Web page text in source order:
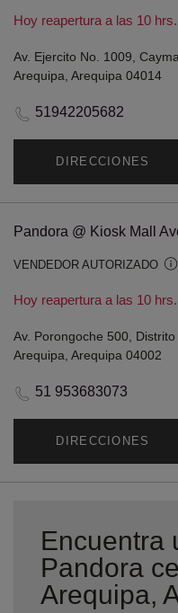
Hoy reapertura a las 10 hrs.
Av. Ejercito No. 1009, Cayma
Arequipa, Arequipa 04014
51942205682
DIRECCIONES
Pandora @ Kiosk Mall
VENDEDOR AUTORIZADO
Hoy reapertura a las 10 hrs.
Av. Porongoche 500,
Arequipa, Arequipa 04002
51 953683073
DIRECCIONES
Encuentra
Pandora
Arequipa,